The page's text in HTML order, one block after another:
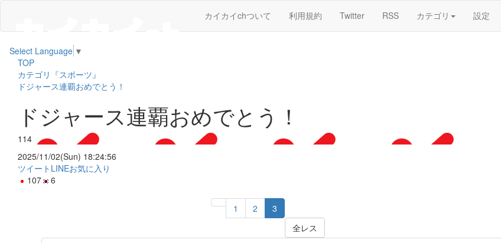
カイカイchついて 利用規約 Twitter RSS カテゴリ 設定
Select Language ▼
TOP
カテゴリ『スポーツ』
ドジャース連覇おめでとう！
ドジャース連覇おめでとう！
114
2025/11/02(Sun) 18:24:56
ツイート LINEお気に入り
107
6
1 2
3
全レス